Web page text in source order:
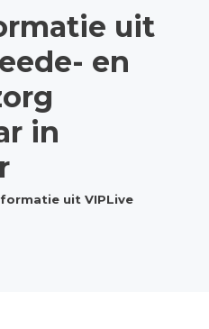
uit
en
in
uit VIPLive